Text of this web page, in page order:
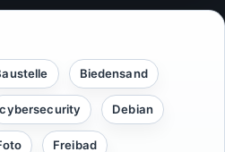
Biedensand
cybersecurity Debian
Freibad